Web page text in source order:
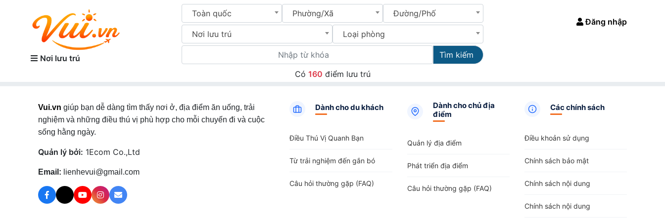
Nơi lưu trú
Toàn quốc Phường/Xã Đường/Phố
Nơi lưu trú Loại phòng
Tìm kiếm
Đăng nhập
Có 160 điểm lưu trú
Vui.vn giúp bạn dễ dàng tìm thấy nơi ở, địa điểm ăn uống, trải
nghiệm và những điều thú vị phù hợp cho mỗi chuyến đi và cuộc
sống hằng ngày.
Quản lý bởi: 1Ecom Co.,Ltd
Email: lienhevui@gmail.com
Dành cho du khách
Điều Thú Vị Quanh Bạn
Từ trải nghiệm đến gắn bó
Câu hỏi thường gặp (FAQ)
Dành cho chủ địa
điểm
Quản lý địa điểm
Phát triển địa điểm
Câu hỏi thường gặp (FAQ)
Các chính sách
Điều khoản sử dụng
Chính sách bảo mật
Chính sách nội dung
Chính sách nội dung